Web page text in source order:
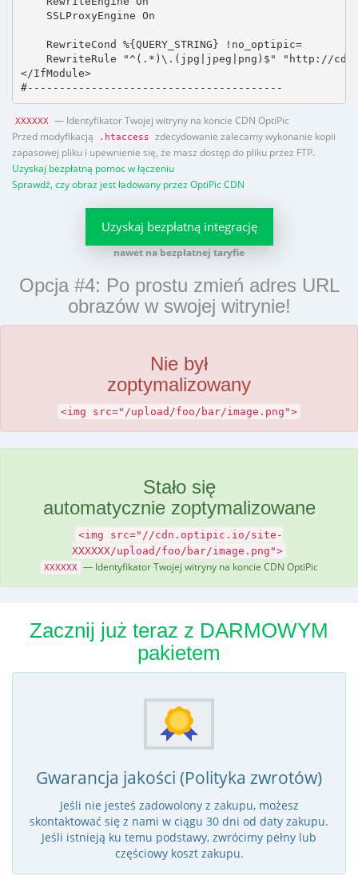
    SSLProxyEngine On
    RewriteCond %{QUERY_STRING} !no_optipic=
RewriteRule "^(.*)\.(jpg|jpeg|png)$" "http://
</IfModule>
#----------------------------------------
XXXXXX
— Identyfikator Twojej witryny na koncie CDN OptiPic
Przed modyfikacją
.htaccess
zdecydowanie zalecamy wykonanie kopii
zapasowej pliku i upewnienie się, że masz dostęp do pliku przez FTP.
Uzyskaj bezpłatną pomoc w łączeniu
Sprawdź, czy obraz jest ładowany przez OptiPic CDN
Uzyskaj bezpłatną integrację
nawet na bezpłatnej taryfie
Opcja #4: Po prostu zmień adres URL
obrazów w swojej witrynie!
Nie był
zoptymalizowany
<img src="/upload/foo/bar/image.png">
Stało się
automatycznie zoptymalizowane
<img src="//cdn.optipic.io/site-
XXXXXX/upload/foo/bar/image.png">
XXXXXX — Identyfikator Twojej witryny na koncie CDN OptiPic
Zacznij już teraz z DARMOWYM
pakietem
Gwarancja jakości (Polityka zwrotów)
Jeśli nie jesteś zadowolony z zakupu, możesz
skontaktować się z nami w ciągu 30 dni od daty zakupu.
Jeśli istnieją ku temu podstawy, zwrócimy pełny lub
częściowy koszt zakupu.